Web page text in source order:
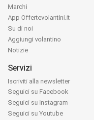
Marchi
App Offertevolantini.it
Su di noi
Aggiungi volantino
Notizie
Servizi
Iscriviti alla newsletter
Seguici su Facebook
Seguici su Instagram
Seguici su Youtube